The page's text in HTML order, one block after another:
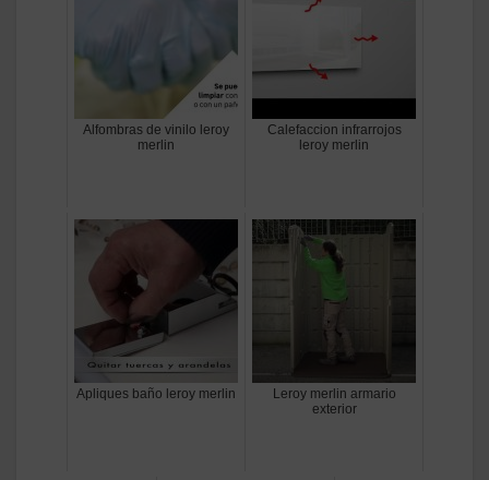
Alfombras de vinilo leroy
merlin
Calefaccion infrarrojos
leroy merlin
Apliques baño leroy merlin
Leroy merlin armario
exterior